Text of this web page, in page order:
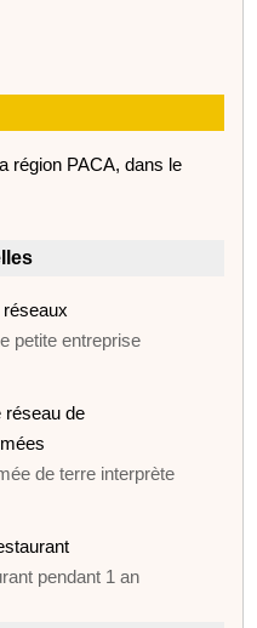
région PACA, dans le
petite entreprise
réseau de
de terre interprète
pendant 1 an